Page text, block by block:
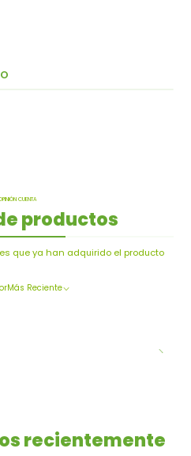
CUENTA
productos
que ya han adquirido el producto
Más Reciente
recientemente